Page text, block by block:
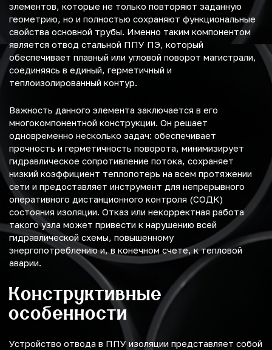
элементов, которые не только повторяют заданную
геометрию, но и полностью сохраняют функциональные
свойства основной трубы. Именно таким компонентом
является отвод стальной ППУ ПЭ, который
обеспечивает плавный или угловой поворот магистрали,
соединяясь в единый, герметичный и
теплоизолированный контур.
Важность данного элемента заключается в его
многокомпонентной конструкции. Он решает
одновременно несколько задач: обеспечивает
прочность и герметичность поворота, минимизирует
гидравлическое сопротивление потока, сохраняет
низкий коэффициент теплопотерь на всем протяжении
сети и предоставляет инструмент для непрерывного
оперативного дистанционного контроля (СОДК)
состояния изоляции. Отказ или некорректная работа
такого узла может привести к нарушению всей
гидравлической схемы, повышенному
энергопотреблению и, в конечном счете, к тепловой
аварии.
Конструктивные
особенности
Устройство отвода в ППУ изоляции представляет собой